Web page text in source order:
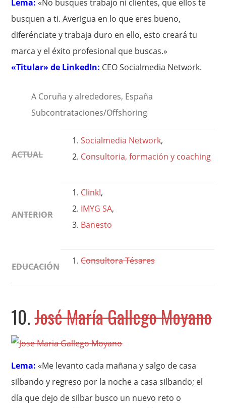
Lema: «No busques trabajo ni clientes, que ellos te
busquen a ti. Averigua en lo que eres bueno,
diferénciate y trabaja duro en ello, esto creará tu
marca y el éxito profesional que buscas.»
«Titular» de LinkedIn: CEO Socialmedia Network.
A Coruña y alrededores, España
Subcontrataciones/Offshoring
ACTUAL
Socialmedia Network,
Consultoria, formación y coaching
ANTERIOR
Clink!,
IMYG SA,
Banesto
EDUCACIÓN
Consultora Tésares
10.José María Gallego Moyano
Lema: «Me levanto cada mañana y salgo de casa
silbando y regreso por la noche a casa silbando; el
día que dejo de silbar busco un nuevo reto o